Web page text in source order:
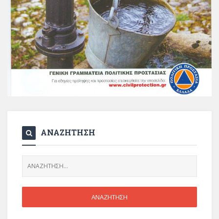
ΑΝΑΖΗΤΗΣΗ